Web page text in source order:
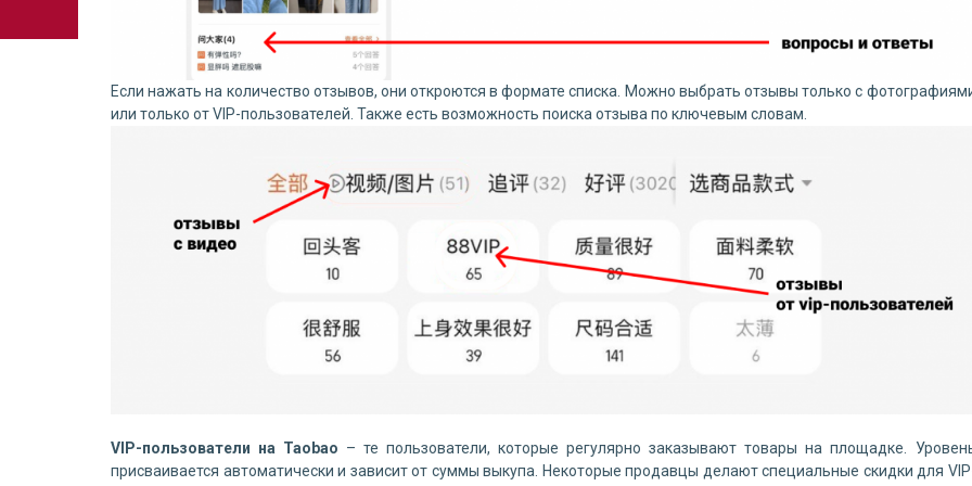
Если нажать на количество отзывов, они откроются в формате списка. Можно выбрать отзывы только с
или только от VIP-пользователей. Также есть возможность поиска отзыва по ключевым словам.
VIP-пользователи на Taobao – те пользователи, которые регулярно заказывают товары на площадке.
присваивается автоматически и зависит от суммы выкупа. Некоторые продавцы делают специальные скидки для